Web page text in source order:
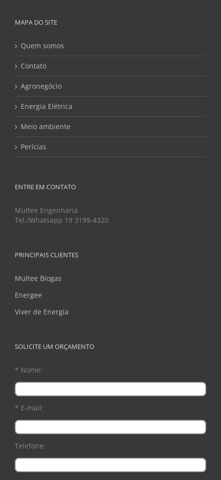
MAPA DO SITE
Quem somos
Contato
Agronegócio
Energia Elétrica
Meio ambiente
Perícias
ENTRE EM CONTATO
Multee Engenharia
Tel./Whatsapp 19 3199-4320
PRINCIPAIS CLIENTES
Multee Biogas
Energee
Viver de Energia
SOLICITE UM ORÇAMENTO
* Nome:
* E-mail:
Telefone: